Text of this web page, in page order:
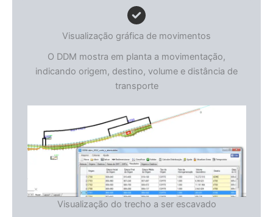
Visualização gráfica de movimentos
O DDM mostra em planta a movimentação,
indicando origem, destino, volume e distância de
transporte
Visualização do trecho a ser escavado